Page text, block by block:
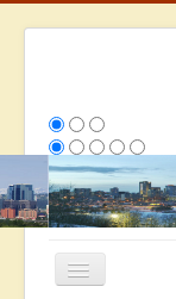
Toggle